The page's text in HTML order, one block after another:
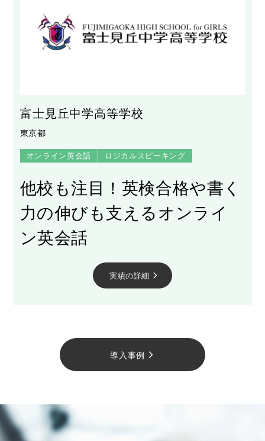
富士見丘中学高等学校
東京都
オンライン英会話 ロジカルスピーキング
他校も注目！英検合格や書く
力の伸びも支えるオンライ
ン英会話
実績の詳細 arrow_forward_ios
導入事例 arrow_forward_ios